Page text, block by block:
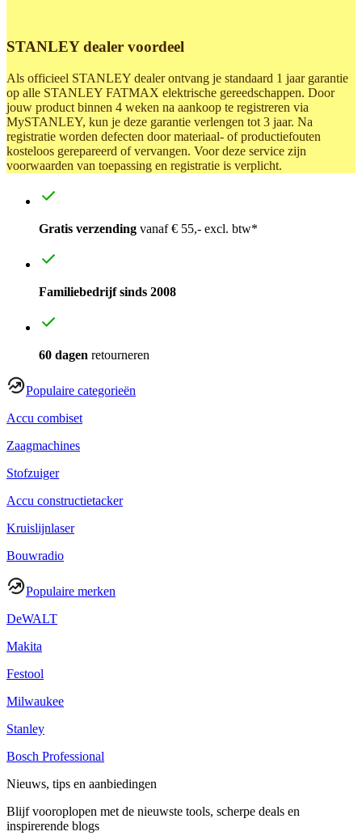
STANLEY dealer voordeel
Als officieel STANLEY dealer ontvang je standaard 1 jaar garantie
op alle STANLEY FATMAX elektrische gereedschappen. Door
jouw product binnen 4 weken na aankoop te registreren via
MySTANLEY, kun je deze garantie verlengen tot 3 jaar. Na
registratie worden defecten door materiaal- of productiefouten
kosteloos gerepareerd of vervangen. Voor deze service zijn
voorwaarden van toepassing en registratie is verplicht.
Gratis verzending vanaf € 55,- excl. btw*
Familiebedrijf sinds 2008
60 dagen retourneren
Populaire categorieën
Accu combiset
Zaagmachines
Stofzuiger
Accu constructietacker
Kruislijnlaser
Bouwradio
Populaire merken
DeWALT
Makita
Festool
Milwaukee
Stanley
Bosch Professional
Nieuws, tips en aanbiedingen
Blijf vooroplopen met de nieuwste tools, scherpe deals en
inspirerende blogs